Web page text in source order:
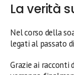
La verità
Nel corso della
legati al passato di
Grazie ai racconti